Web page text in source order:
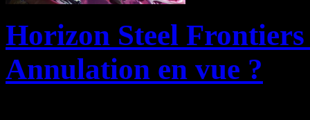
Horizon Steel Frontiers
Annulation en vue ?